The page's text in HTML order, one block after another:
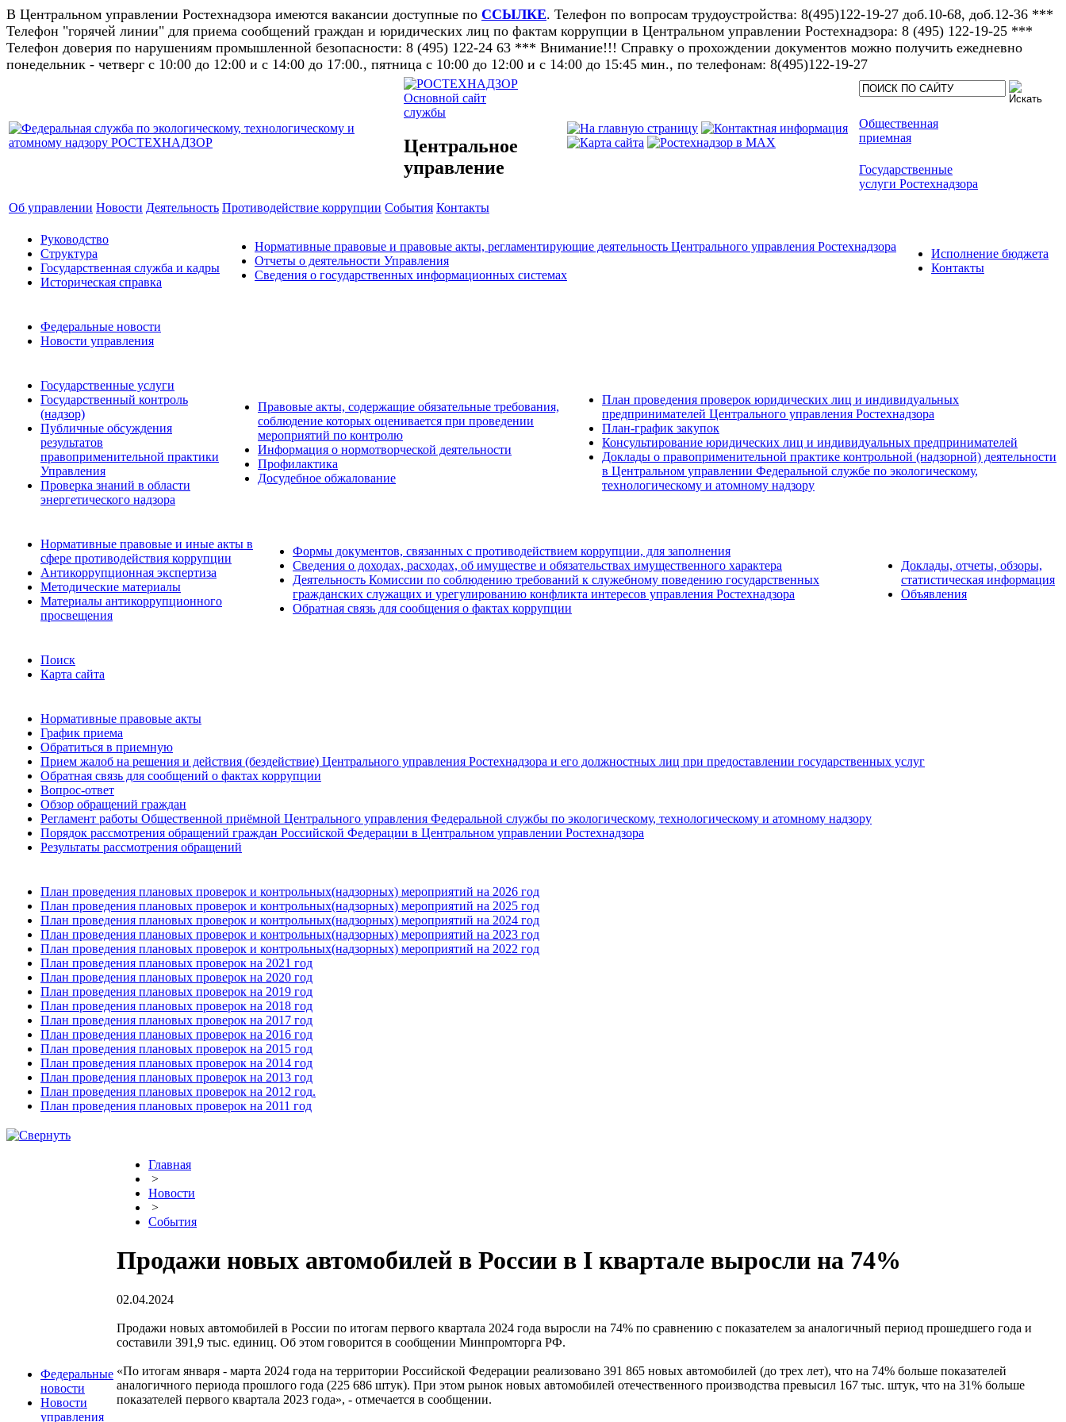
В Центральном управлении Ростехнадзора имеются вакансии доступные по ССЫЛКЕ. Телефон по вопросам трудоустройства: 8(495)122-19-27 доб.10-68, доб.12-36 ***
Телефон "горячей линии" для приема сообщений граждан и юридических лиц по фактам коррупции в Центральном управлении Ростехнадзора: 8 (495) 122-19-25 ***
Телефон доверия по нарушениям промышленной безопасности: 8 (495) 122-24 63 *** Внимание!!! Справку о прохождении документов можно получить ежедневно
понедельник - четверг с 10:00 до 12:00 и с 14:00 до 17:00., пятница с 10:00 до 12:00 и с 14:00 до 15:45 мин., по телефонам: 8(495)122-19-27​
Основной сайт
службы
Центральное
управление
Общественная
приемная
Государственные
услуги Ростехнадзора
Об управлении Новости Деятельность Противодействие коррупции События Контакты
Руководство
Структура
Государственная служба и кадры
Историческая справка
Нормативные правовые и правовые акты, регламентирующие деятельность Центрального управления Ростехнадзора
Отчеты о деятельности Управления
Сведения о государственных информационных системах
Исполнение бюджета
Контакты
Федеральные новости
Новости управления
Государственные услуги
Государственный контроль
(надзор)
Публичные обсуждения
результатов
правоприменительной практики
Управления
Проверка знаний в области
энергетического надзора
Правовые акты, содержащие обязательные требования,
соблюдение которых оценивается при проведении
мероприятий по контролю
Информация о нормотворческой деятельности
Профилактика
Досудебное обжалование
План проведения проверок юридических лиц и индивидуальных
предпринимателей Центрального управления Ростехнадзора
План-график закупок
Консультирование юридических лиц и индивидуальных предпринимателей
Доклады о правоприменительной практике контрольной (надзорной) деятельности
в Центральном управлении Федеральной службе по экологическому,
технологическому и атомному надзору
Нормативные правовые и иные акты в
сфере противодействия коррупции
Антикоррупционная экспертиза
Методические материалы
Материалы антикоррупционного
просвещения
Формы документов, связанных с противодействием коррупции, для заполнения
Сведения о доходах, расходах, об имуществе и обязательствах имущественного характера
Деятельность Комиссии по соблюдению требований к служебному поведению государственных
гражданских служащих и урегулированию конфликта интересов управления Ростехнадзора
Обратная связь для сообщения о фактах коррупции
Доклады, отчеты, обзоры,
статистическая информация
Объявления
Поиск
Карта сайта
Нормативные правовые акты
График приема
Обратиться в приемную
Прием жалоб на решения и действия (бездействие) Центрального управления Ростехнадзора и его должностных лиц при предоставлении государственных услуг
Обратная связь для сообщений о фактах коррупции
Вопрос-ответ
Обзор обращений граждан
Регламент работы Общественной приёмной Центрального управления Федеральной службы по экологическому, технологическому и атомному надзору
Порядок рассмотрения обращений граждан Российской Федерации в Центральном управлении Ростехнадзора
Результаты рассмотрения обращений
План проведения плановых проверок и контрольных(надзорных) мероприятий на 2026 год
План проведения плановых проверок и контрольных(надзорных) мероприятий на 2025 год
План проведения плановых проверок и контрольных(надзорных) мероприятий на 2024 год
План проведения плановых проверок и контрольных(надзорных) мероприятий на 2023 год
План проведения плановых проверок и контрольных(надзорных) мероприятий на 2022 год
План проведения плановых проверок на 2021 год
План проведения плановых проверок на 2020 год
План проведения плановых проверок на 2019 год
План проведения плановых проверок на 2018 год
План проведения плановых проверок на 2017 год
План проведения плановых проверок на 2016 год
План проведения плановых проверок на 2015 год
План проведения плановых проверок на 2014 год
План проведения плановых проверок на 2013 год
План проведения плановых проверок на 2012 год.
План проведения плановых проверок на 2011 год
Федеральные
новости
Новости
управления
Главная
>
Новости
>
События
Продажи новых автомобилей в России в I квартале выросли на 74%
02.04.2024
Продажи новых автомобилей в России по итогам первого квартала 2024 года выросли на 74% по сравнению с показателем за аналогичный период прошедшего года и
составили 391,9 тыс. единиц. Об этом говорится в сообщении Минпромторга РФ.
«По итогам января - марта 2024 года на территории Российской Федерации реализовано 391 865 новых автомобилей (до трех лет), что на 74% больше показателей
аналогичного периода прошлого года (225 686 штук). При этом рынок новых автомобилей отечественного производства превысил 167 тыс. штук, что на 31% больше
показателей первого квартала 2023 года», - отмечается в сообщении.